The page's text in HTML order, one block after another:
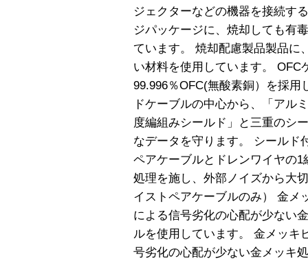
ジェクターなどの機器を接続す
ジパッケージに、焼却しても有
ています。 焼却配慮製品製品に
い材料を使用しています。 OFC
99.996％OFC(無酸素銅）を採
ドケーブルの中心から、「ア
度編組みシールド」と三重のシ
なデータを守ります。 シールド
ペアケーブルとドレンワイヤの
処理を施し、外部ノイズから大
イストペアケーブルのみ） 金メ
による信号劣化の心配が少ない
ルを使用しています。 金メッキ
号劣化の心配が少ない金メッキ